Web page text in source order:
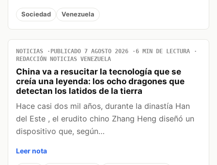
Sociedad Venezuela
NOTICIAS PUBLICADO 7 AGOSTO 2026
6 MIN DE LECTURA
REDACCIÓN NOTICIAS VENEZUELA
China va a resucitar la tecnología que se
creía una leyenda: los ocho dragones que
detectan los latidos de la tierra
Hace casi dos mil años, durante la dinastía Han
del Este , el erudito chino Zhang Heng diseñó un
dispositivo que, según…
Leer nota